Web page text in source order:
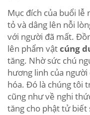
Mục đích của buổi lễ
tỏ và dâng lên nỗi
với người đã mất.
lên phẩm vậtcúng
tăng. Nhờ sức chú
hương linh của
hóa. Ðó là chúng tôi
cũng như về nghi
tăng cho phật tử biết